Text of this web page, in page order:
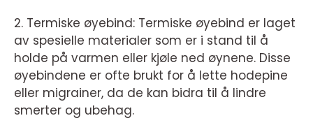
2. Termiske øyebind: Termiske øyebind er laget
av spesielle materialer som er i stand til å
holde på varmen eller kjøle ned øynene. Disse
øyebindene er ofte brukt for å lette hodepine
eller migrainer, da de kan bidra til å lindre
smerter og ubehag.